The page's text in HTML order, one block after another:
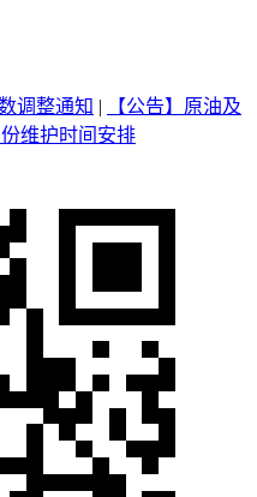
调整通知 |
【公告】原油及
份维护时间安排